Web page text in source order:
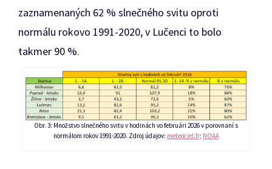
zaznamenaných 62 % slnečného svitu oproti
normálu rokovo 1991-2020, v Lučenci to bolo
takmer 90 %.
Obr. 3: Množstvo slnečného svitu v hodinách vo februári 2026 v porovnaní s
normálom rokov 1991-2020. Zdroj údajov: meteociel.fr; NOAA